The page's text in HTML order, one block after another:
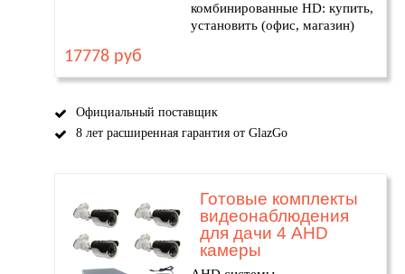
комбинированные HD: купить,
установить (офис, магазин)
17778 руб
Официальный поставщик
8 лет расширенная гарантия от GlazGo
Готовые комплекты
видеонаблюдения
для дачи 4 AHD
камеры